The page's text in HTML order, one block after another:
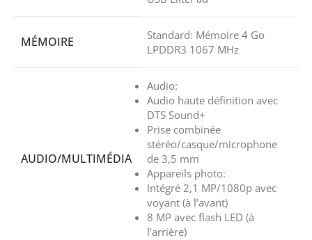
MÉMOIRE
Standard: Mémoire 4 Go
LPDDR3 1067 MHz
AUDIO/MULTIMÉDIA
Audio:
Audio haute définition avec
DTS Sound+
Prise combinée
stéréo/casque/microphone
de 3,5 mm
Appareils photo:
Intégré 2,1 MP/1080p avec
voyant (à l’avant)
8 MP avec flash LED (à
l’arrière)